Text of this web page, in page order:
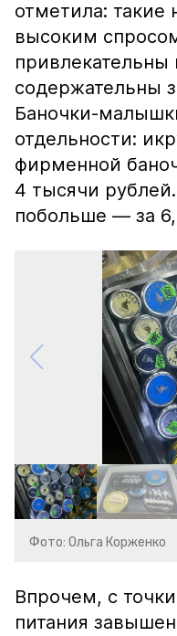
отметила: такие
высоким
содержательны
Баночки-
отдельности:
фирменной
4 тысячи
побольше — за
Фото: Ольга Корженко
Впрочем, с
питания